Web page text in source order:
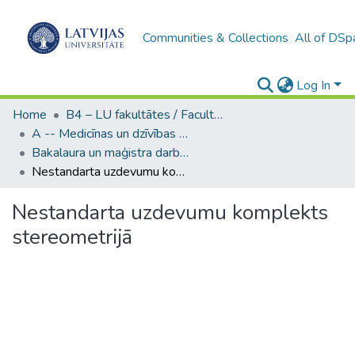
Communities & Collections All of
Log In
Home
B4 – LU fakultātes / Faculties of the UL
A -- Medicīnas un dzīvības zinātņu fakultāte / Faculty of Medicine and Life Sciences
Bakalaura un maģistra darbi (MDZF) / Bachelor's and Master's theses
Nestandarta uzdevumu komplekts stereometrijā
Nestandarta uzdevumu komplekts
stereometrijā